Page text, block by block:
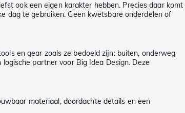
ook een eigen karakter hebben. Precies daar komt
dag te gebruiken. Geen kwetsbare onderdelen of
en gear zoals ze bedoeld zijn: buiten, onderweg
partner voor Big Idea Design. Deze
materiaal, doordachte details en een